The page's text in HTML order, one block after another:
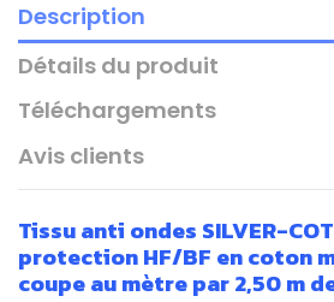
Description
Détails du produit
Téléchargements
Avis clients
Tissu anti ondes SILVER-
protection HF/BF en coton
coupe au mètre par 2,50 m